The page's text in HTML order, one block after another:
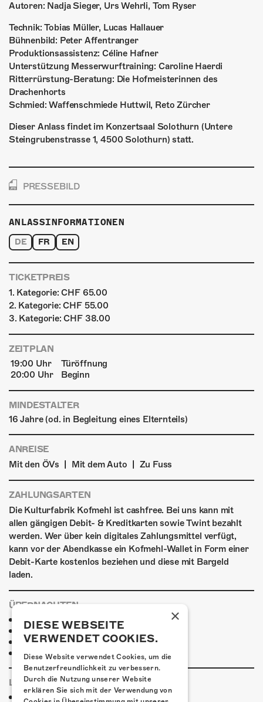
Autoren: Nadja Sieger, Urs Wehrli, Tom Ryser
Technik: Tobias Müller, Lucas Hallauer
Bühnenbild: Peter Affentranger
Produktionsassistenz: Céline Hafner
Unterstützung Messerwurftraining: Caroline Haerdi
Ritterrürstung-Beratung: Die Hofmeisterinnen des
Drachenhorts
Schmied: Waffenschmiede Huttwil, Reto Zürcher
Dieser Anlass findet im Konzertsaal Solothurn (Untere
Steingrubenstrasse 1, 4500 Solothurn) statt.
PRESSEBILD
ANLASSINFORMATIONEN
DE FR EN
TICKETPREIS
1. Kategorie: CHF 65.00
2. Kategorie: CHF 55.00
3. Kategorie: CHF 38.00
ZEITPLAN
19:00 Uhr
Türöffnung
20:00 Uhr
Beginn
MINDESTALTER
16 Jahre (od. in Begleitung eines Elternteils)
ANREISE
Mit den ÖVs
Mit dem Auto Zu Fuss
ZAHLUNGSARTEN
Die Kulturfabrik Kofmehl ist cashfree. Bei uns kann mit
allen gängigen Debit- & Kreditkarten sowie Twint bezahlt
werden. Wer über kein digitales Zahlungsmittel verfügt,
kann vor der Abendkasse ein Kofmehl-Wallet in Form einer
Debit-Karte kostenlos beziehen und diese mit Bargeld
laden.
ÜBERNACHTEN
Jugendherberge Solothurn
Hotel Kreuz Solothurn
H4 Hotel
Weitere Unterkünfte
LINKS & PARTNER
Facebook-Event
×
DIESE WEBSEITE
VERWENDET COOKIES.
Diese Website verwendet Cookies, um die
Benutzerfreundlichkeit zu verbessern.
Durch die Nutzung unserer Website
erklären Sie sich mit der Verwendung von